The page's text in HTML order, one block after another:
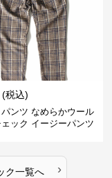
(税込)
ンツ なめらかウール
ック イージーパンツ
ク一覧へ ›